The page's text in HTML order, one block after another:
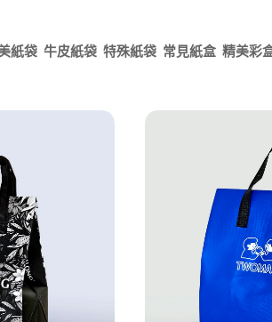
紙袋 牛皮紙袋 特殊紙袋 常見紙盒 精美彩